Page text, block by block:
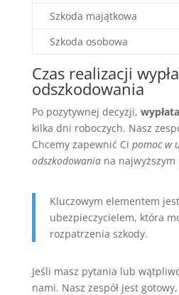
Szkoda majątkowa
Szkoda osobowa
Czas realizacji
odszkodowania
Po pozytywnej decyzji,
kilka dni roboczych. Nasz
Chcemy zapewnić Ci pomoc w
odszkodowaniana najwyższym
Kluczowym elementem
ubezpieczycielem, która
rozpatrzenia szkody.
Jeśli masz pytania lub
nami. Nasz zespół jest